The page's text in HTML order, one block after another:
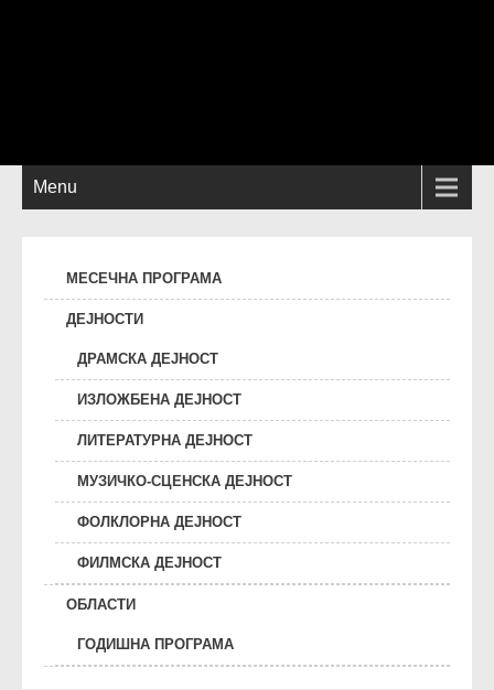
Menu
МЕСЕЧНА ПРОГРАМА
ДЕЈНОСТИ
ДРАМСКА ДЕЈНОСТ
ИЗЛОЖБЕНА ДЕЈНОСТ
ЛИТЕРАТУРНА ДЕЈНОСТ
МУЗИЧКО-СЦЕНСКА ДЕЈНОСТ
ФОЛКЛОРНА ДЕЈНОСТ
ФИЛМСКА ДЕЈНОСТ
ОБЛАСТИ
ГОДИШНА ПРОГРАМА